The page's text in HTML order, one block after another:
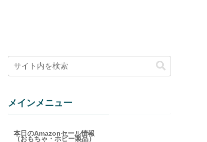
メインメニュー
本日のAmazonセール情報
（おもちゃ・ホビー製品）